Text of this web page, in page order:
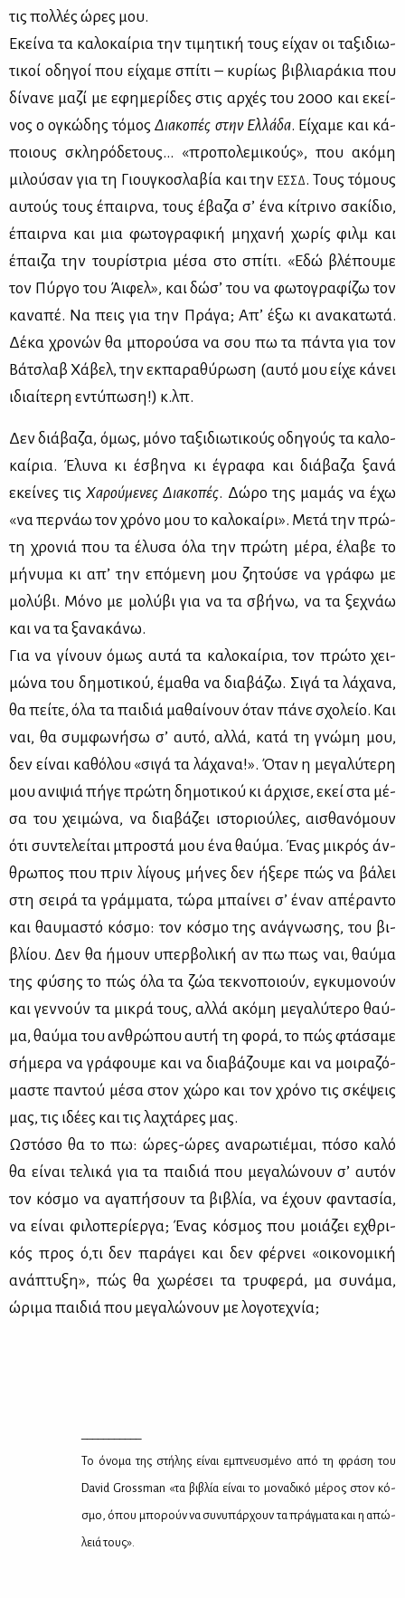
τις πολ­λές ώρες μου.
Εκεί­να τα κα­λο­καί­ρια την τι­μη­τι­κή τους εί­χαν οι τα­ξι­διω­
τι­κοί οδη­γοί που εί­χα­με σπί­τι – κυ­ρί­ως βι­βλια­ρά­κια που
δί­να­νε μα­ζί με εφη­με­ρί­δες στις αρ­χές του 2000 και εκεί­
νος ο ογκώ­δης τό­μοςΔια­κο­πές στην Ελ­λά­δα. Εί­χα­με και κά­
ποιους σκλη­ρό­δε­τους… «προ­πο­λε­μι­κούς», που ακό­μη
μι­λού­σαν για τη Γιου­γκο­σλα­βία και τηνΕΣΣΔ. Τους τό­μους
αυ­τούς τους έπαιρ­να, τους έβα­ζα σ’ ένα κί­τρι­νο σα­κί­διο,
έπαιρ­να και μια φω­το­γρα­φι­κή μη­χα­νή χω­ρίς φιλμ και
έπαι­ζα την του­ρί­στρια μέ­σα στο σπί­τι. «Εδώ βλέ­που­με
τον Πύρ­γο του Άι­φελ», και δώ­σ’ του να φω­το­γρα­φί­ζω τον
κα­να­πέ. Να πεις για την Πρά­γα; Απ’ έξω κι ανα­κα­τω­τά.
Δέ­κα χρο­νών θα μπο­ρού­σα να σου πω τα πά­ντα για τον
Βά­τσλαβ Χά­βελ, την εκ­πα­ρα­θύ­ρω­ση (αυ­τό μου εί­χε κά­νει
ιδιαί­τε­ρη εντύ­πω­ση!) κ.λπ.
Δεν διά­βα­ζα, όμως, μό­νο τα­ξι­διω­τι­κούς οδη­γούς τα κα­λο­
καί­ρια. Έλυ­να κι έσβη­να κι έγρα­φα και διά­βα­ζα ξα­νά
εκεί­νες τιςΧα­ρού­με­νες Δια­κο­πές. Δώ­ρο της μα­μάς να έχω
«να περ­νάω τον χρό­νο μου το κα­λο­καί­ρι». Με­τά την πρώ­
τη χρο­νιά που τα έλυ­σα όλα την πρώ­τη μέ­ρα, έλα­βε το
μή­νυ­μα κι απ’ την επό­με­νη μου ζη­τού­σε να γρά­φω με
μο­λύ­βι. Μό­νο με μο­λύ­βι για να τα σβή­νω, να τα ξε­χνάω
και να τα ξα­να­κά­νω.
Για να γί­νουν όμως αυ­τά τα κα­λο­καί­ρια, τον πρώ­το χει­
μώ­να του δη­μο­τι­κού, έμα­θα να δια­βά­ζω. Σι­γά τα λά­χα­να,
θα πεί­τε, όλα τα παι­διά μα­θαί­νουν όταν πά­νε σχο­λείο. Και
ναι, θα συμ­φω­νή­σω σ’ αυ­τό, αλ­λά, κα­τά τη γνώ­μη μου,
δεν εί­ναι κα­θό­λου «σι­γά τα λά­χα­να!». Όταν η με­γα­λύ­τε­ρη
μου ανι­ψιά πή­γε πρώ­τη δη­μο­τι­κού κι άρ­χι­σε, εκεί στα μέ­
σα του χει­μώ­να, να δια­βά­ζει ιστο­ριού­λες, αι­σθα­νό­μουν
ότι συ­ντε­λεί­ται μπρο­στά μου ένα θαύ­μα. Ένας μι­κρός άν­
θρω­πος που πριν λί­γους μή­νες δεν ήξε­ρε πώς να βά­λει
στη σει­ρά τα γράμ­μα­τα, τώ­ρα μπαί­νει σ’ έναν απέ­ρα­ντο
και θαυ­μα­στό κό­σμο: τον κό­σμο της ανά­γνω­σης, του βι­
βλί­ου. Δεν θα ήμουν υπερ­βο­λι­κή αν πω πως ναι, θαύ­μα
της φύ­σης το πώς όλα τα ζώα τε­κνο­ποιούν, εγκυ­μο­νούν
και γεν­νούν τα μι­κρά τους, αλ­λά ακό­μη με­γα­λύ­τε­ρο θαύ­
μα, θαύ­μα του αν­θρώ­που αυ­τή τη φο­ρά, το πώς φτά­σα­με
σή­με­ρα να γρά­φου­με και να δια­βά­ζου­με και να μοι­ρα­ζό­
μα­στε πα­ντού μέ­σα στον χώ­ρο και τον χρό­νο τις σκέ­ψεις
μας, τις ιδέ­ες και τις λα­χτά­ρες μας.
Ωστό­σο θα το πω: ώρες-ώρες ανα­ρω­τιέ­μαι, πό­σο κα­λό
θα εί­ναι τε­λι­κά για τα παι­διά που με­γα­λώ­νουν σ’ αυ­τόν
τον κό­σμο να αγα­πή­σουν τα βι­βλία, να έχουν φα­ντα­σία,
να εί­ναι φι­λο­πε­ρί­ερ­γα; Ένας κό­σμος που μοιά­ζει εχθρι­
κός προς ό,τι δεν πα­ρά­γει και δεν φέρ­νει «οι­κο­νο­μι­κή
ανά­πτυ­ξη», πώς θα χω­ρέ­σει τα τρυ­φε­ρά, μα συ­νά­μα,
ώρι­μα παι­διά που με­γα­λώ­νουν με λο­γο­τε­χνία;
Το όνο­μα της στή­λης εί­ναι εμπνευ­σμέ­νο από τη φρά­ση του
David Grossman «τα βι­βλία εί­ναι το μο­να­δι­κό μέ­ρος στον κό­
σμο, όπου μπο­ρούν να συ­νυ­πάρ­χουν τα πράγ­μα­τα και η απώ­
λειά τους».